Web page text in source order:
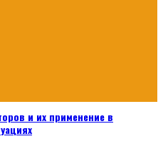
и их применение в